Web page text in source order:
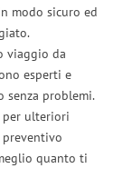
modo sicuro ed
viaggio da
esperti e
senza problemi.
per ulteriori
quanto ti